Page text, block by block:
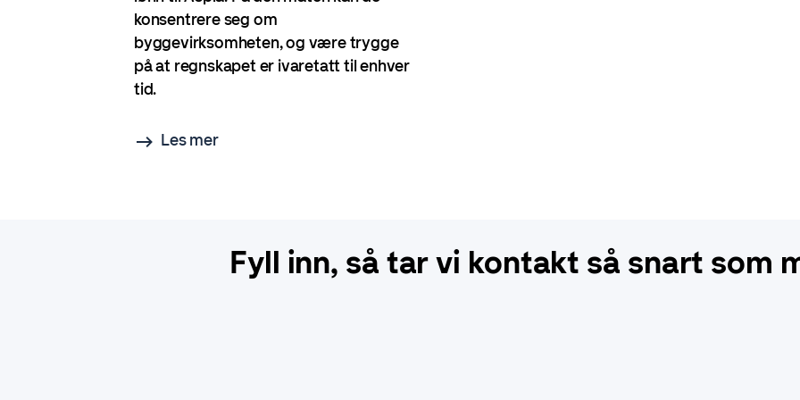
konsentrere seg om
byggevirksomheten, og være trygge
på at regnskapet er ivaretatt til enhver
tid.
Les mer
Fyll inn, så tar vi kontakt så snart som